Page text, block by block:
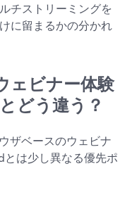
チストリーミングを
に留まるかの分かれ
ェビナー体験
どう違う？
ザベースのウェビナ
は少し異なる優先ポ